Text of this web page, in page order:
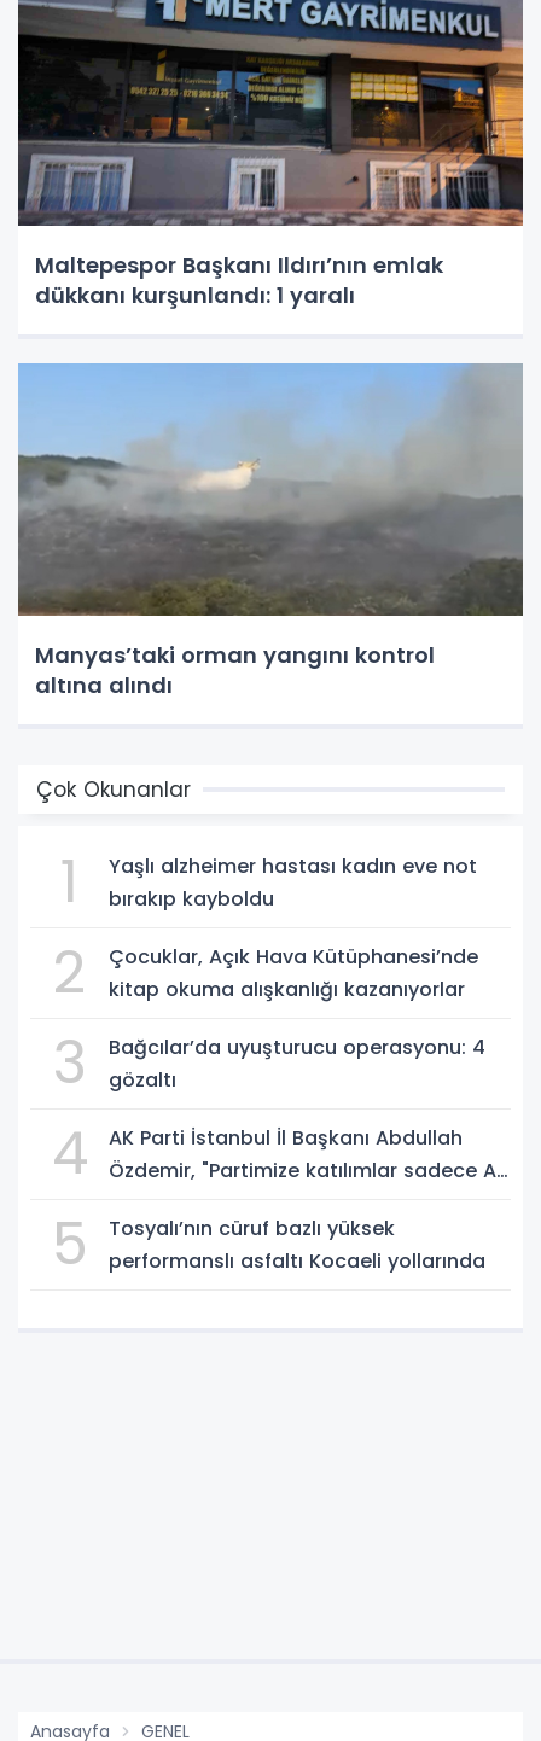
Maltepespor Başkanı Ildırı’nın emlak
dükkanı kurşunlandı: 1 yaralı
Manyas’taki orman yangını kontrol
altına alındı
Çok Okunanlar
1
Yaşlı alzheimer hastası kadın eve not
bırakıp kayboldu
2
Çocuklar, Açık Hava Kütüphanesi’nde
kitap okuma alışkanlığı kazanıyorlar
3
Bağcılar’da uyuşturucu operasyonu: 4
gözaltı
4
AK Parti İstanbul İl Başkanı Abdullah
Özdemir, "Partimize katılımlar sadece AK
5
Tosyalı’nın cüruf bazlı yüksek
performanslı asfaltı Kocaeli yollarında
Anasayfa GENEL